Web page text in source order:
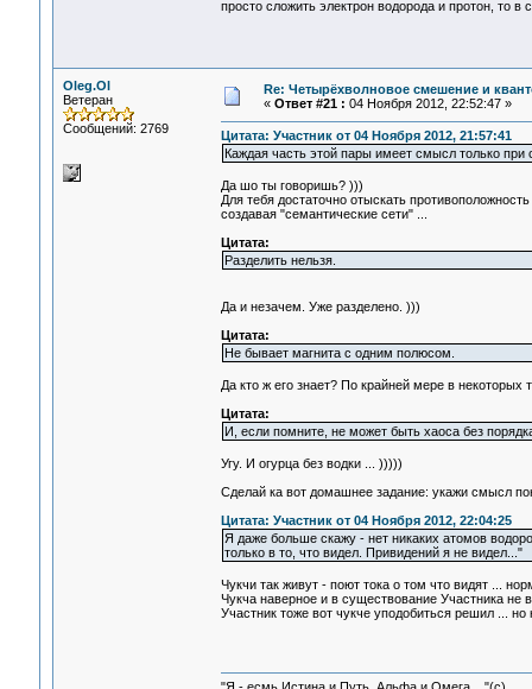
просто сложить электрон водорода и протон, то
Oleg.Ol
Ветеран
Сообщений: 2769
Re: Четырёхволновое смешение и
« Ответ #21 : 04 Ноября 2012, 22:52:47 »
Цитата: Участник от 04 Ноября 2012, 21:57:41
Каждая часть этой пары имеет смысл только
Да шо ты говоришь? )))
Для тебя достаточно отыскать
создавая "семантические сети" ...
Цитата:
Разделить нельзя.
Да и незачем. Уже разделено. )))
Цитата:
Не бывает магнита с одним полюсом.
Да кто ж его знает? По крайней мере в некоторых
Цитата:
И, если помните, не может быть хаоса без
Угу. И огурца без водки ... )))))
Сделай ка вот домашнее задание: укажи смысл
Цитата: Участник от 04 Ноября 2012, 22:04:25
Я даже больше скажу - нет никаких атомов
только в то, что видел. Привидений я не видел..."
Чукчи так живут - поют тока о том что видят ...
Чукча наверное и в существование Участника не
Участник тоже вот чукче уподобиться решил ... но